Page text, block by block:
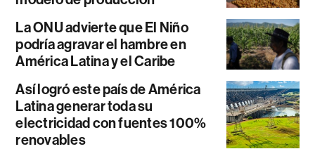
La ONU advierte que El Niño
podría agravar el hambre en
América Latina y el Caribe
Así logró este país de América
Latina generar toda su
electricidad con fuentes 100%
renovables